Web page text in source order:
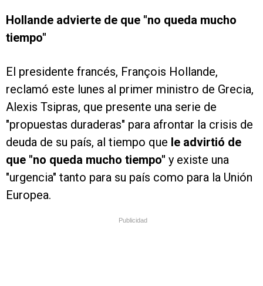
Hollande advierte de que "no queda mucho
tiempo"
El presidente francés, François Hollande,
reclamó este lunes al primer ministro de Grecia,
Alexis Tsipras, que presente una serie de
"propuestas duraderas" para afrontar la crisis de
deuda de su país, al tiempo que le advirtió de
que "no queda mucho tiempo" y existe una
"urgencia" tanto para su país como para la Unión
Europea.
Publicidad